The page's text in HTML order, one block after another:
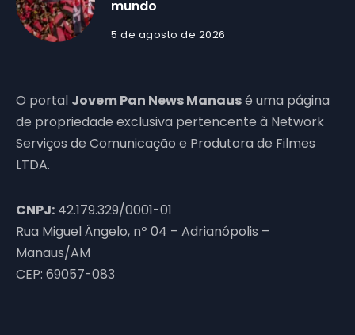
mundo
5 de agosto de 2026
O portal Jovem Pan News Manausé uma página
de propriedade exclusiva pertencente à Network
Serviços de Comunicação e Produtora de Filmes
LTDA.
CNPJ: 42.179.329/0001-01
Rua Miguel Ângelo, nº 04 – Adrianópolis –
Manaus/AM
CEP: 69057-083